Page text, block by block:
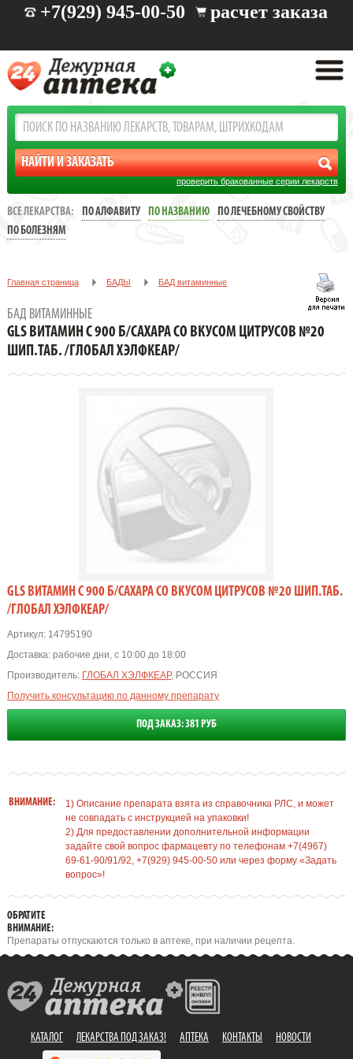
+7(929) 945-00-50 расчет заказа
проверить бракованные серии лекарств
ВСЕ ЛЕКАРСТВА: ПО АЛФАВИТУ ПО НАЗВАНИЮ
ПО ЛЕЧЕБНОМУ СВОЙСТВУ
ПО БОЛЕЗНЯМ
Главная страница БАДЫ БАД витаминные
ШИП.ТАБ. /ГЛОБАЛ ХЭЛФКЕАР/
БАД ВИТАМИННЫЕ
GLS ВИТАМИН C 900 Б/САХАРА СО ВКУСОМ ЦИТРУСОВ №20
ШИП.ТАБ. /ГЛОБАЛ ХЭЛФКЕАР/
GLS ВИТАМИН C 900 Б/САХАРА СО ВКУСОМ ЦИТРУСОВ №20 ШИП.ТАБ.
/ГЛОБАЛ ХЭЛФКЕАР/
Артикул:14795190
Доставка: рабочие дни, с 10:00 до 18:00
Производитель: ГЛОБАЛ ХЭЛФКЕАР, РОССИЯ
Получить консультацию по данному препарату
ПОД ЗАКАЗ: 381 РУБ
ВНИМАНИЕ:
1) Описание препарата взята из справочника РЛС, и может
не совпадать с инструкцией на упаковки!
2) Для предоставлении дополнительной информации
задайте свой вопрос фармацевту по телефонам +7(4967)
69-61-90/91/92, +7(929) 945-00-50 или через форму «Задать
вопрос»!
ОБРАТИТЕ
ВНИМАНИЕ:
Препараты отпускаются только в аптеке, при наличии рецепта.
КАТАЛОГ ЛЕКАРСТВА ПОД ЗАКАЗ! АПТЕКА КОНТАКТЫ НОВОСТИ